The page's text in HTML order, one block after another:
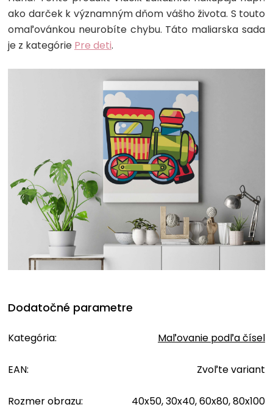
ako darček k významným dňom vášho života. S touto
omaľovánkou neurobíte chybu. Táto maliarska sada
je z kategórie Pre deti.
Dodatočné parametre
Kategória: Maľovanie podľa čísel
EAN: Zvoľte variant
Rozmer obrazu: 40x50, 30x40, 60x80, 80x100